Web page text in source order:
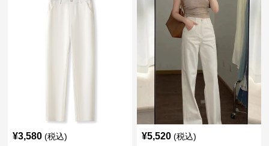
¥3,580 (税込) ¥5,520 (税込)